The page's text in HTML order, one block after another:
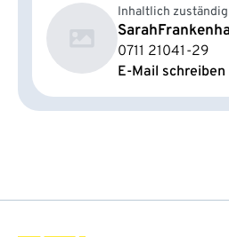
Inhaltlich zuständig
Sarah
0711 21041-29
E-Mail schreiben